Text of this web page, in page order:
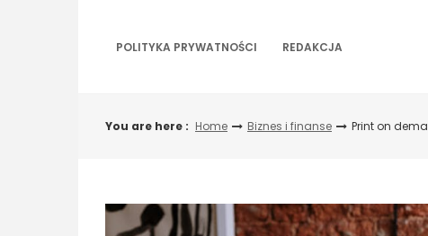
POLITYKA PRYWATNOŚCI REDAKCJA
You are here : Home Biznes i finanse Print on